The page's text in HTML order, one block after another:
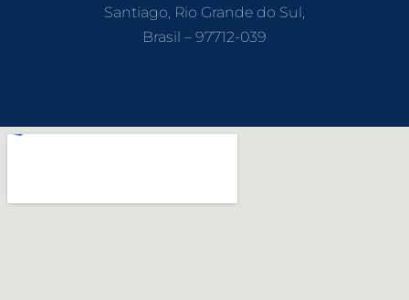
Santiago, Rio Grande do Sul,
Brasil – 97712-039